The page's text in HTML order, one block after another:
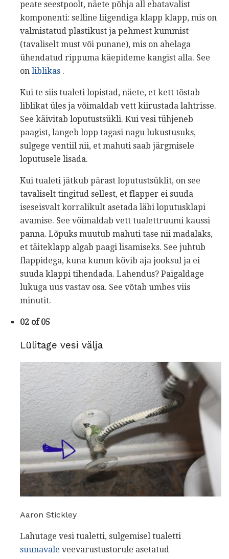
peate seestpoolt, näete põhja all ebatavalist
komponenti: selline liigendiga klapp klapp, mis on
valmistatud plastikust ja pehmest kummist
(tavaliselt must või punane), mis on ahelaga
ühendatud rippuma käepideme kangist alla. See
on liblikas .
Kui te siis tualeti lopistad, näete, et kett tõstab
liblikat üles ja võimaldab vett kiirustada lahtrisse.
See käivitab loputustsükli. Kui vesi tühjeneb
paagist, langeb lopp tagasi nagu lukustusuks,
sulgege ventiil nii, et mahuti saab järgmisele
loputusele lisada.
Kui tualeti jätkub pärast loputustsüklit, on see
tavaliselt tingitud sellest, et flapper ei suuda
iseseisvalt korralikult asetada läbi loputusklapi
avamise. See võimaldab vett tualettruumi kaussi
panna. Lõpuks muutub mahuti tase nii madalaks,
et täiteklapp algab paagi lisamiseks. See juhtub
flappidega, kuna kumm kõvib aja jooksul ja ei
suuda klappi tihendada. Lahendus? Paigaldage
lukuga uus vastav osa. See võtab umbes viis
minutit.
02 of 05
Lülitage vesi välja
Aaron Stickley
Lahutage vesi tualetti, sulgemisel tualetti
suunavale veevarustustorule asetatud